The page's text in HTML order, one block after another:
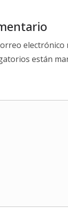
electrónico
están